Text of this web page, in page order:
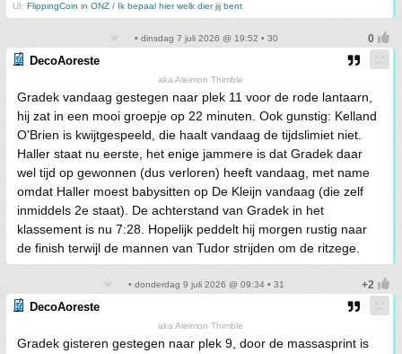
UI: FlippingCoin in ONZ / Ik bepaal hier welk dier jij bent
• dinsdag 7 juli 2026 @ 19:52 • 30
DecoAoreste
aka Aleimon Thimble
Gradek vandaag gestegen naar plek 11 voor de rode lantaarn,
hij zat in een mooi groepje op 22 minuten. Ook gunstig: Kelland
O'Brien is kwijtgespeeld, die haalt vandaag de tijdslimiet niet.
Haller staat nu eerste, het enige jammere is dat Gradek daar
wel tijd op gewonnen (dus verloren) heeft vandaag, met name
omdat Haller moest babysitten op De Kleijn vandaag (die zelf
inmiddels 2e staat). De achterstand van Gradek in het
klassement is nu 7:28. Hopelijk peddelt hij morgen rustig naar
de finish terwijl de mannen van Tudor strijden om de ritzege.
• donderdag 9 juli 2026 @ 09:34 • 31
DecoAoreste
aka Aleimon Thimble
Gradek gisteren gestegen naar plek 9, door de massasprint is